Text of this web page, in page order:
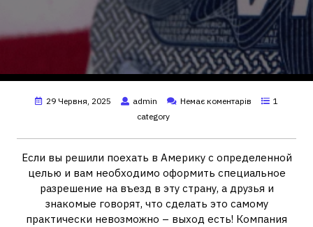
29 Червня, 2025 admin Немає коментарів
1
category
Если вы решили поехать в Америку с определенной
целью и вам необходимо оформить специальное
разрешение на въезд в эту страну, а друзья и
знакомые говорят, что сделать это самому
практически невозможно – выход есть! Компания